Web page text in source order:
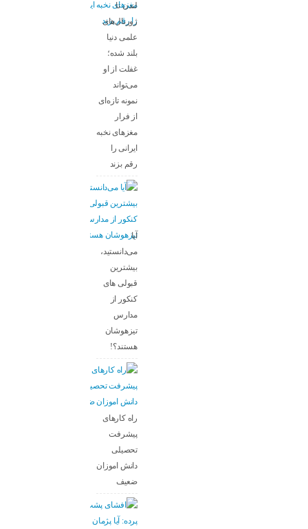
لندن تا
ژورنال‌های
علمی دنیا
بلند شده؛
غفلت از او
می‌تواند
نمونه تازه‌ای
از فرار
مغزهای نخبه
ایرانی را
رقم بزند
آیا
می‌دانستید،
بیشترین
قبولی های
کنکور از
مدارس
تیزهوشان
هستند؟!
راه کارهای
پیشرفت
تحصیلی
دانش اموزان
ضعیف